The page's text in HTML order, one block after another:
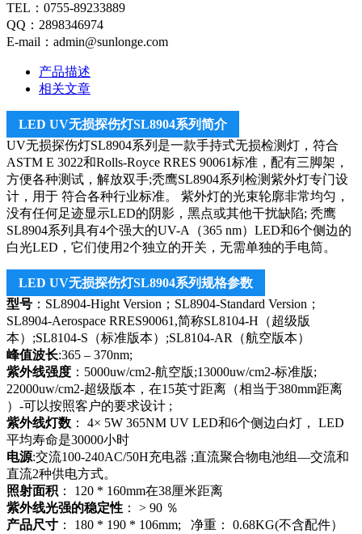
TEL：0755-89233889
QQ：2898346974
E-mail：admin@sunlonge.com
产品描述
相关文章
LED UV无损探伤灯SL8904系列简介
UV无损探伤灯SL8904系列是一款手持式无损检测灯，符合
ASTM E 3022和Rolls-Royce RRES 90061标准，配有三脚架，
方便各种测试，解放双手;秃鹰SL8904系列检测紫外灯专门设
计，用于 符合各种行业标准。 紫外灯的光束轮廓非常均匀，
没有任何足迹显示LED的阴影，黑点或其他干扰缺陷; 秃鹰
SL8904系列具有4个强大的UV-A（365 nm）LED和6个侧边的
白光LED，它们使用2个独立的开关，无需单独的手电筒。
LED UV无损探伤灯SL8904系列规格参数
型号 ：SL8904-Hight Version；SL8904-Standard Version；
SL8904-Aerospace RRES90061,简称SL8104-H（超级版
本）;SL8104-S（标准版本）;SL8104-AR（航空版本）
峰值波长:365 – 370nm;
紫外线强度 ：5000uw/cm2-航空版;13000uw/cm2-标准版;
22000uw/cm2-超级版本，在15英寸距离（相当于380mm距离
）-可以按照客户的要求设计 ;
紫外线灯数 ： 4× 5W 365NM UV LED和6个侧边白灯， LED
平均寿命是30000小时
电源:交流100-240AC/50H充电器 ;直流聚合物电池组—交流和
直流2种供电方式。
照射面积 ： 120 * 160mm在38厘米距离
紫外线光强的稳定性 ： > 90 ％
产品尺寸 ： 180 * 190 * 106mm; 净重： 0.68KG(不含配件）